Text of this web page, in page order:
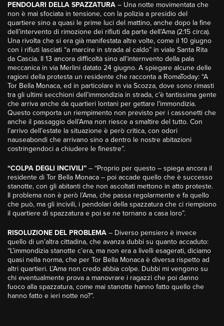
PENDOLARI DELLA SPAZZATURA – Una notte movimentata che
non è mai sfociata in tensione, con la polizia a presidio del
quartiere sino a quasi le prime luci del mattino, anche dopo la fine
dell’intervento di rimozione dei rifiuti da parte dell’Ama (2:15 circa).
Una rivolta che si era già manifestata altre volte, come il 10 giugno
con i rifiuti lasciati “a marcire in strada al caldo” in viale Santa Rita
da Cascia. Il 13 ancora difficoltà sino all’internvento della pala
meccanica in via Merlini datato 24 giugno. A spiegare alcune delle
ragioni della protesta un residente che racconta a RomaToday: “A
Tor Bella Monaca, ed in particolare in via Scozza, dove sono rimasti
tra gli ultimi secchioni dell’immondizia in strada, c’è tantissima gente
che arriva anche da quartieri lontani per gettare l’immondizia.
Questo comporta un riempimento non previsto per i cassonetti che
anche il passaggio dell’Ama non riesce a smaltire del tutto. Con
l’arrivo dell’estate la situazione è però critica, con odori
nauseabondi che arrivano sino a dentro le nostre abitazioni
costringendoci a chiudere le finestre”.
“COLPA DEGLI INCIVILI” – “Proprio per questo – spiega ancora il
residente di Tor Bella Monaca – poi accade quello che è successo
stanotte, con gli abitanti che non ascoltati mettono in atto proteste.
Il problema non è però l’Ama, che passa regolarmente e fa quello
che può, ma gli incivili, i pendolari della spazzatura che ci riempiono
il quartiere di spazzatura e poi se ne tornano a casa loro”.
RISOLUZIONE DEL PROBLEMA – Diverso pensiero è invece
quello di un’altra cittadina, che avanza dubbi su quanto accaduto:
“L’immondizia stanotte c’era, ma non era a livelli esagerati, diciamo
quasi nella norma, che per Tor Bella Monaca è diversa rispetto ad
altri quartieri. L’Ama non credo abbia colpe. Dubbi mi vengono su
chi eventualmente prova a manovrare i ragazzi che poi danno
fuoco alla spazzatura, come mai stanotte hanno fatto quello che
hanno fatto e ieri notte no?”.